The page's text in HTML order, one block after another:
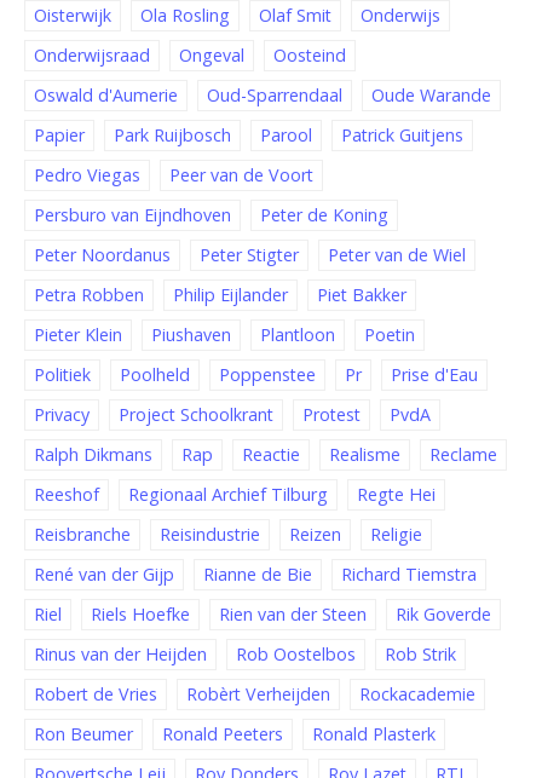
Oisterwijk
Ola Rosling Olaf Smit
Onderwijs
Onderwijsraad
Ongeval
Oosteind
Oswald d'Aumerie
Oud-Sparrendaal
Oude Warande
Papier
Park Ruijbosch Parool
Patrick Guitjens
Pedro Viegas
Peer van de Voort
Persburo van Eijndhoven
Peter de Koning
Peter Noordanus
Peter Stigter
Peter van de Wiel
Petra Robben
Philip Eijlander
Piet Bakker
Pieter Klein
Piushaven Plantloon
Poetin
Politiek
Poolheld Poppenstee Pr
Prise d'Eau
Privacy
Project Schoolkrant Protest
PvdA
Ralph Dikmans
Rap Reactie Realisme
Reclame
Reeshof
Regionaal Archief Tilburg
Regte Hei
Reisbranche
Reisindustrie Reizen
Religie
René van der Gijp
Rianne de Bie
Richard Tiemstra
Riel
Riels Hoefke Rien van der Steen
Rik Goverde
Rinus van der Heijden
Rob Oostelbos
Rob Strik
Robert de Vries
Robèrt Verheijden
Rockacademie
Ron Beumer
Ronald Peeters
Ronald Plasterk